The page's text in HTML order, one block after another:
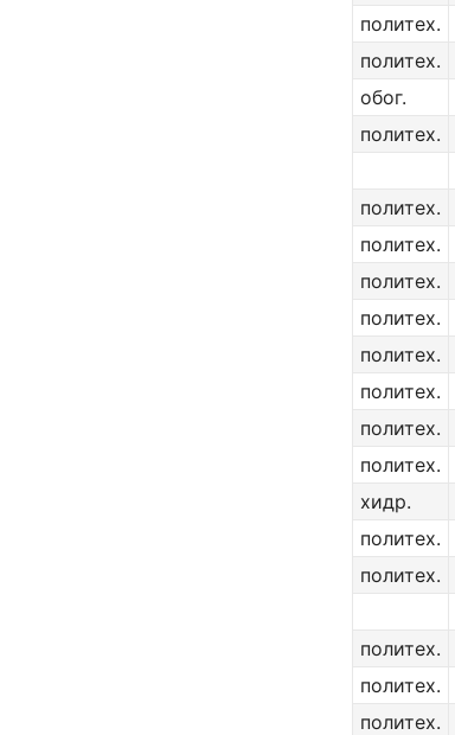
политех.
политех.
обог.
политех.
политех.
политех.
политех.
политех.
политех.
политех.
политех.
политех.
хидр.
политех.
политех.
политех.
политех.
политех.